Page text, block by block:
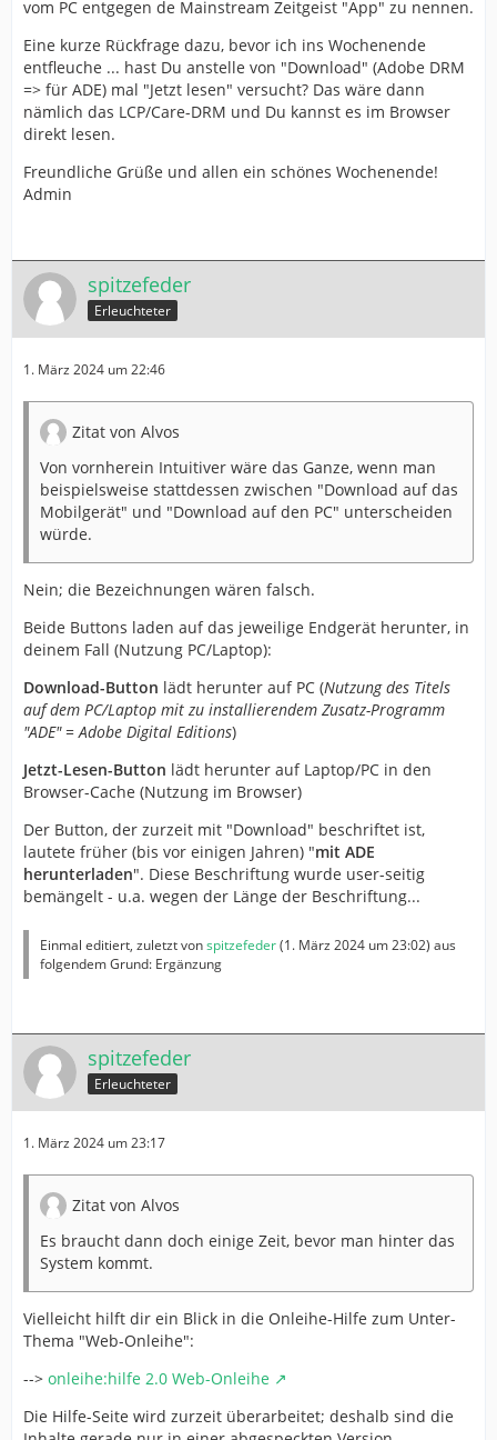
vom PC entgegen de Mainstream Zeitgeist "App" zu nennen.
Eine kurze Rückfrage dazu, bevor ich ins Wochenende
entfleuche ... hast Du anstelle von "Download" (Adobe DRM
=> für ADE) mal "Jetzt lesen" versucht? Das wäre dann
nämlich das LCP/Care-DRM und Du kannst es im Browser
direkt lesen.
Freundliche Grüße und allen ein schönes Wochenende!
Admin
spitzefeder
Erleuchteter
1. März 2024 um 22:46
Zitat von Alvos
Von vornherein Intuitiver wäre das Ganze, wenn man
beispielsweise stattdessen zwischen "Download auf das
Mobilgerät" und "Download auf den PC" unterscheiden
würde.
Nein; die Bezeichnungen wären falsch.
Beide Buttons laden auf das jeweilige Endgerät herunter, in
deinem Fall (Nutzung PC/Laptop):
Download-Button lädt herunter auf PC (Nutzung des Titels
auf dem PC/Laptop mit zu installierendem Zusatz-Programm
"ADE" = Adobe Digital Editions)
Jetzt-Lesen-Button lädt herunter auf Laptop/PC in den
Browser-Cache (Nutzung im Browser)
Der Button, der zurzeit mit "Download" beschriftet ist,
lautete früher (bis vor einigen Jahren) "mit ADE
herunterladen". Diese Beschriftung wurde user-seitig
bemängelt - u.a. wegen der Länge der Beschriftung...
Einmal editiert, zuletzt vonspitzefeder(1. März 2024 um 23:02) aus
folgendem Grund: Ergänzung
spitzefeder
Erleuchteter
1. März 2024 um 23:17
Zitat von Alvos
Es braucht dann doch einige Zeit, bevor man hinter das
System kommt.
Vielleicht hilft dir ein Blick in die Onleihe-Hilfe zum Unter-
Thema "Web-Onleihe":
--> onleihe:hilfe 2.0 Web-Onleihe
Die Hilfe-Seite wird zurzeit überarbeitet; deshalb sind die